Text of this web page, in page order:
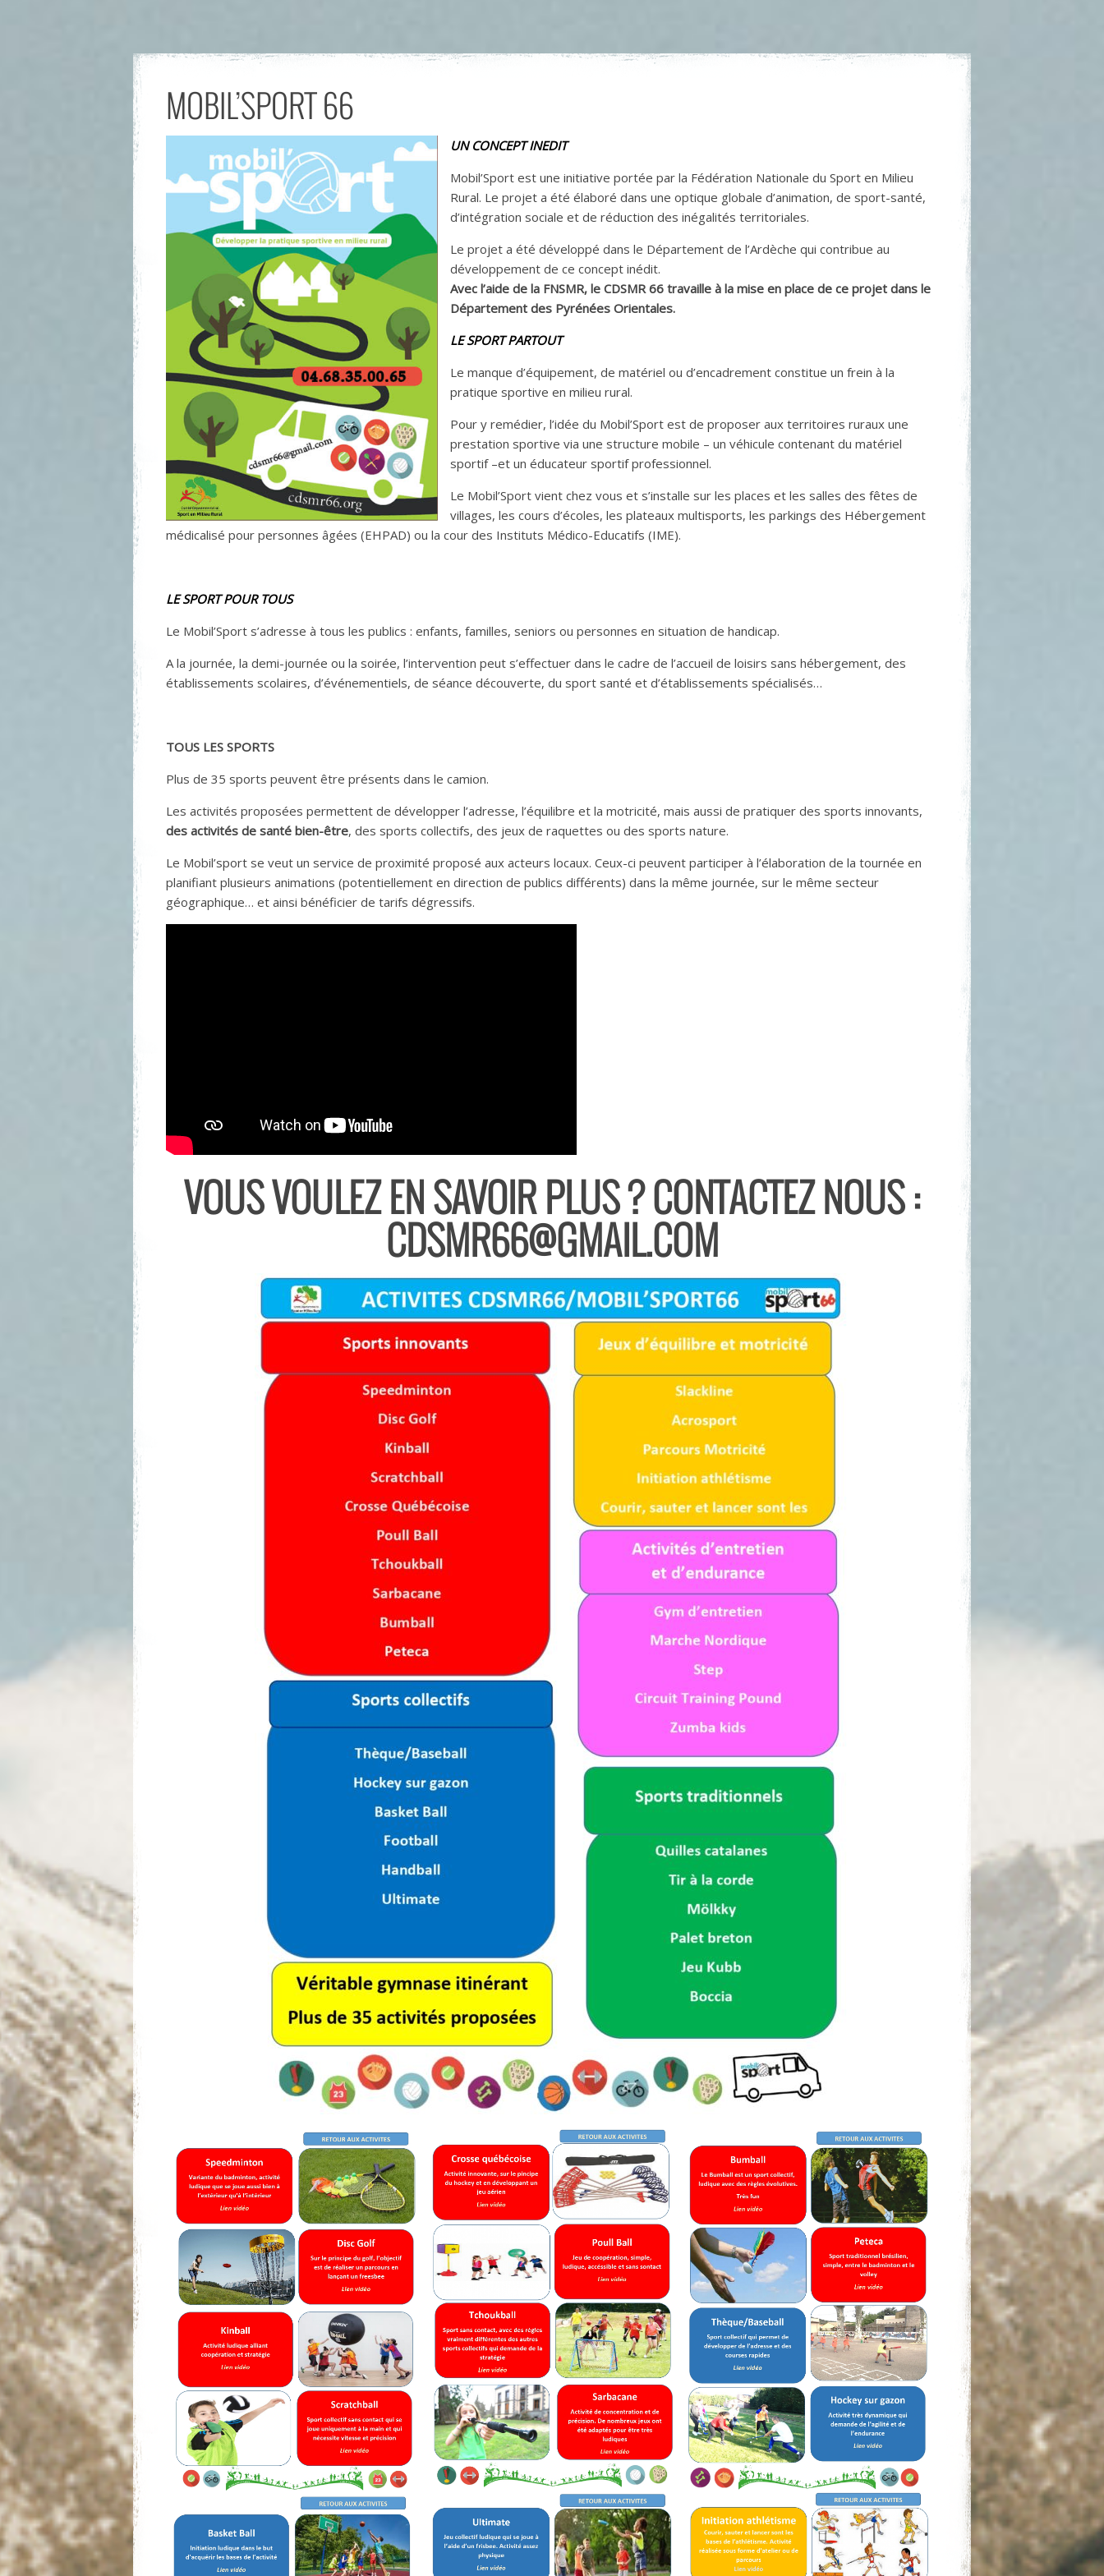
MOBIL’SPORT 66
UN CONCEPT INEDIT
Mobil’Sport est une initiative portée par la Fédération Nationale du Sport en Milieu
Rural. Le projet a été élaboré dans une optique globale d’animation, de sport-santé,
d’intégration sociale et de réduction des inégalités territoriales.
Le projet a été développé dans le Département de l’Ardèche qui contribue au
développement de ce concept inédit.
Avec l’aide de la FNSMR, le CDSMR 66 travaille à la mise en place de ce projet dans le
Département des Pyrénées Orientales.
LE SPORT PARTOUT
Le manque d’équipement, de matériel ou d’encadrement constitue un frein à la
pratique sportive en milieu rural.
Pour y remédier, l’idée du Mobil’Sport est de proposer aux territoires ruraux une
prestation sportive via une structure mobile – un véhicule contenant du matériel
sportif –et un éducateur sportif professionnel.
Le Mobil’Sport vient chez vous et s’installe sur les places et les salles des fêtes de
villages, les cours d’écoles, les plateaux multisports, les parkings des Hébergement
médicalisé pour personnes âgées (EHPAD) ou la cour des Instituts Médico-Educatifs (IME).
LE SPORT POUR TOUS
Le Mobil’Sport s’adresse à tous les publics : enfants, familles, seniors ou personnes en situation de handicap.
A la journée, la demi-journée ou la soirée, l’intervention peut s’effectuer dans le cadre de l’accueil de loisirs sans hébergement, des
établissements scolaires, d’événementiels, de séance découverte, du sport santé et d’établissements spécialisés…
TOUS LES SPORTS
Plus de 35 sports peuvent être présents dans le camion.
Les activités proposées permettent de développer l’adresse, l’équilibre et la motricité, mais aussi de pratiquer des sports innovants,
des activités de santé bien-être, des sports collectifs, des jeux de raquettes ou des sports nature.
Le Mobil’sport se veut un service de proximité proposé aux acteurs locaux. Ceux-ci peuvent participer à l’élaboration de la tournée en
planifiant plusieurs animations (potentiellement en direction de publics différents) dans la même journée, sur le même secteur
géographique… et ainsi bénéficier de tarifs dégressifs.
VOUS VOULEZ EN SAVOIR PLUS ? CONTACTEZ NOUS :
CDSMR66@GMAIL.COM